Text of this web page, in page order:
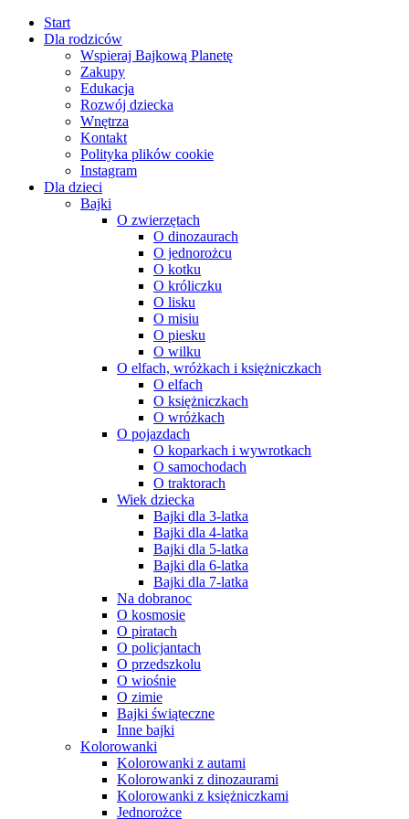
Skip
Start
Dla rodziców
Wspieraj Bajkową Planetę
Zakupy
Edukacja
Rozwój dziecka
Wnętrza
Kontakt
Polityka plików cookie
Instagram
Dla dzieci
Bajki
O zwierzętach
O dinozaurach
O jednorożcu
O kotku
O króliczku
O lisku
O misiu
O piesku
O wilku
O elfach, wróżkach i księżniczkach
O elfach
O księżniczkach
O wróżkach
O pojazdach
O koparkach i wywrotkach
O samochodach
O traktorach
Wiek dziecka
Bajki dla 3-latka
Bajki dla 4-latka
Bajki dla 5-latka
Bajki dla 6-latka
Bajki dla 7-latka
Na dobranoc
O kosmosie
O piratach
O policjantach
O przedszkolu
O wiośnie
O zimie
Bajki świąteczne
Inne bajki
Kolorowanki
Kolorowanki z autami
Kolorowanki z dinozaurami
Kolorowanki z księżniczkami
Jednorożce